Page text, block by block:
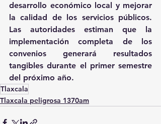
desarrollo económico local y mejorar
la calidad de los servicios públicos.
Las autoridades estiman que la
implementación completa de los
convenios generará resultados
tangibles durante el primer semestre
del próximo año.
Tlaxcala
Tlaxcala peligrosa 1370am